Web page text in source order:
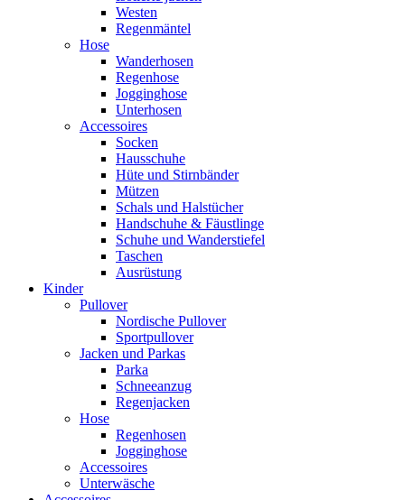
Westen
Regenmäntel
Hose
Wanderhosen
Regenhose
Jogginghose
Unterhosen
Accessoires
Socken
Hausschuhe
Hüte und Stirnbänder
Mützen
Schals und Halstücher
Handschuhe & Fäustlinge
Schuhe und Wanderstiefel
Taschen
Ausrüstung
Kinder
Pullover
Nordische Pullover
Sportpullover
Jacken und Parkas
Parka
Schneeanzug
Regenjacken
Hose
Regenhosen
Jogginghose
Accessoires
Unterwäsche